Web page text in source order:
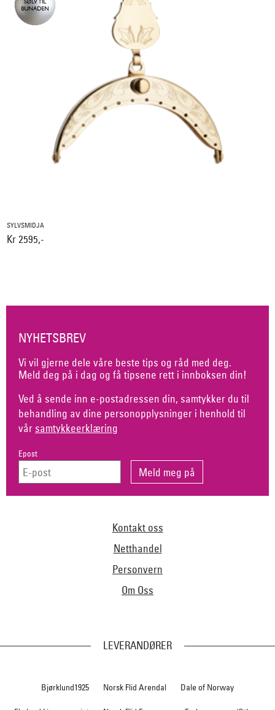
SYLVSMIDJA
Kr 2595,-
NYHETSBREV
Vi vil gjerne dele våre beste tips og råd med deg.
Meld deg på i dag og få tipsene rett i innboksen din!
Ved å sende inn e-postadressen din, samtykker du til
behandling av dine personopplysninger i henhold til
vår samtykkeerklæring
Epost
Kontakt oss
Netthandel
Personvern
Om Oss
LEVERANDØRER
Bjørklund1925 Norsk Flid Arendal Dale of Norway